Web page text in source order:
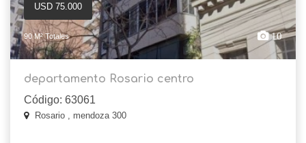
USD 75.000
90 M² Totales 10
departamento Rosario centro
Código: 63061
Rosario , mendoza 300